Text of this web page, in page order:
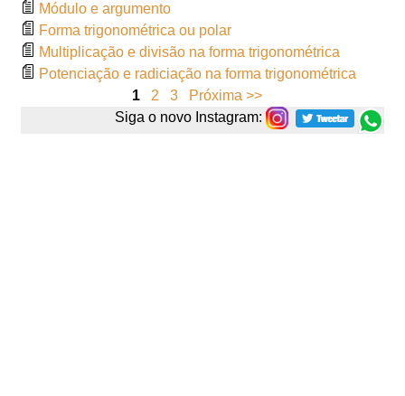
Módulo e argumento
Forma trigonométrica ou polar
Multiplicação e divisão na forma trigonométrica
Potenciação e radiciação na forma trigonométrica
1
2 3
Próxima >>
Siga o novo Instagram: